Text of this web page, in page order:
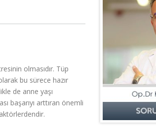
olmasıdır. Tüp
bu sürece hazır
de anne yaşı
başarıyı arttıran önemli